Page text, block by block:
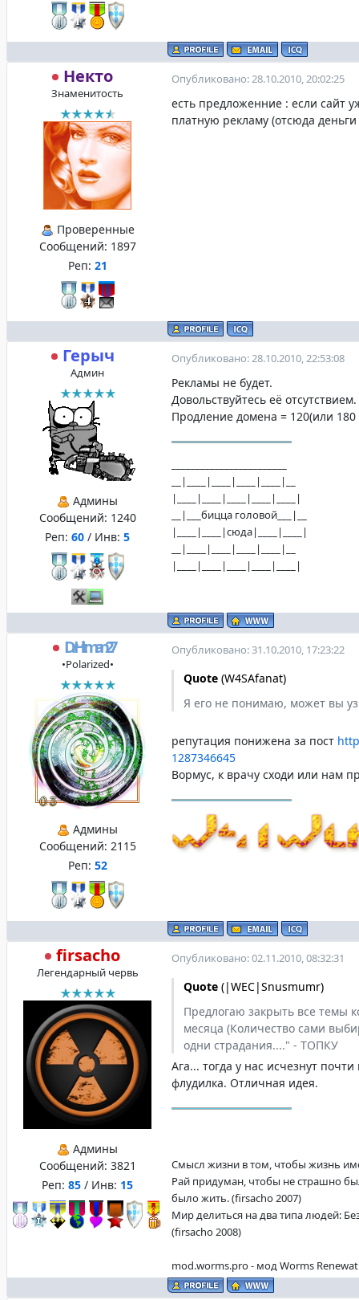
Некто
Знаменитость
Проверенные
Сообщений: 1897
Реп: 21
Опубликовано: 28.10.2010, 20:02:25
есть предложенние : если сайт
платную рекламу (отсюда
Герыч
Админ
Админы
Сообщений: 1240
Реп: 60 / Инв: 5
Опубликовано: 28.10.2010, 22:53:08
Рекламы не будет.
Довольствуйтесь её отсутствием.
Продление домена = 120(или
__|____|____|____|____|__
|____|____|____|____|____|
__|___бицца головой___|__
|____|____|сюда|____|____|
__|____|____|____|____|__
|____|____|____|____|____|
DrHitman27
•Polarized•
Админы
Сообщений: 2115
Реп: 52
Опубликовано: 31.10.2010, 17:23:22
Quote (W4SAfanat)
Я его не понимаю, может вы
репутация понижена за пост
1287346645
Вормус, к врачу сходи или нам
firsacho
Легендарный червь
Админы
Сообщений: 3821
Реп: 85 / Инв: 15
Опубликовано: 02.11.2010, 08:32:31
Quote (|WEC|Snusmumr)
Предлогаю закрыть все темы
месяца (Количество сами
одни страдания...." - ТОПКУ
Ага... тогда у нас исчезнут
флудилка. Отличная идея.
Смысл жизни в том, чтобы жизнь
Рай придуман, чтобы не страшно
было жить. (firsacho 2007)
Мир делиться на два типа людей:
(firsacho 2008)
mod.worms.pro - мод Worms